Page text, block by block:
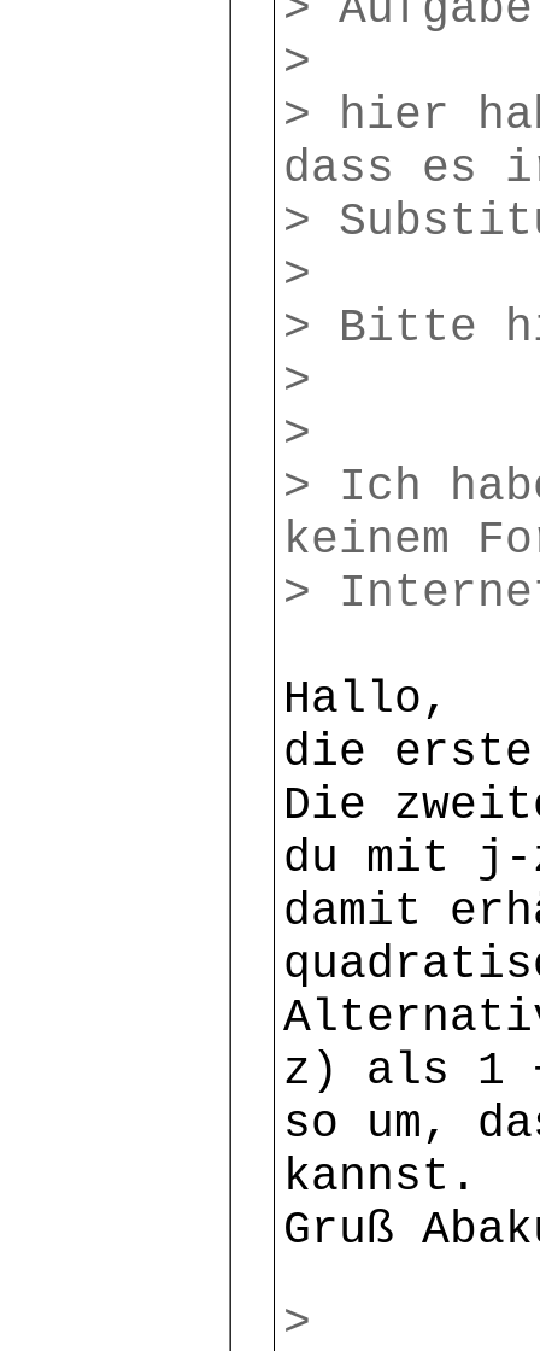
>
> hier
dass es
>
>
> Bitte
>
>
> Ich
keinem
>
Hallo,
die
Die
du mit
damit
z) als 1
so um,
kannst.
Gruß
>